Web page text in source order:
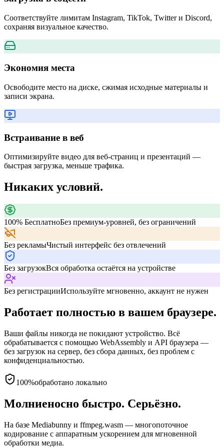
Соответствуйте лимитам Instagram, TikTok, Twitter и Discord,
сохраняя визуальное качество.
Экономия места
Освободите место на диске, сжимая исходные материалы и
записи экрана.
Встраивание в веб
Оптимизируйте видео для веб-страниц и презентаций —
быстрая загрузка, меньше трафика.
Никаких условий.
100% БесплатноБез премиум-уровней, без ограничений
Без рекламыЧистый интерфейс без отвлечений
Без загрузокВся обработка остаётся на устройстве
Без регистрацииИспользуйте мгновенно, аккаунт не нужен
Работает полностью в вашем браузере.
Ваши файлы никогда не покидают устройство. Всё
обрабатывается с помощью WebAssembly и API браузера —
без загрузок на сервер, без сбора данных, без проблем с
конфиденциальностью.
100%обработано локально
Молниеносно быстро. Серьёзно.
На базе Mediabunny и ffmpeg.wasm — многопоточное
кодирование с аппаратным ускорением для мгновенной
обработки медиа.